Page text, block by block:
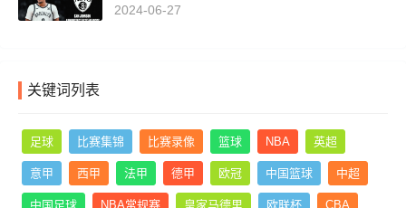
2024-06-27
关键词列表
足球 比赛集锦 比赛录像 篮球 NBA 英超
意甲 西甲 法甲 德甲 欧冠 中国篮球 中超
中国足球 NBA常规赛 皇家马德里 欧联杯 CBA